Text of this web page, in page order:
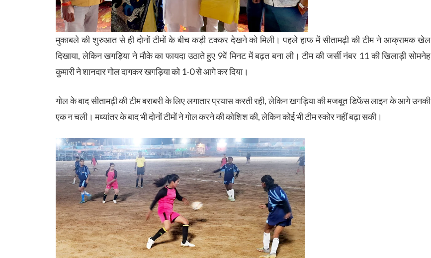
मुकाबले की शुरुआत से ही दोनों टीमों के बीच कड़ी टक्कर देखने को मिली। पहले हाफ में सीतामढ़ी की टीम ने आक्रामक खेल
दिखाया, लेकिन खगड़िया ने मौके का फायदा उठाते हुए 9वें मिनट में बढ़त बना ली। टीम की जर्सी नंबर 11 की खिलाड़ी सोमनेह
कुमारी ने शानदार गोल दागकर खगड़िया को 1-0 से आगे कर दिया।
गोल के बाद सीतामढ़ी की टीम बराबरी के लिए लगातार प्रयास करती रही, लेकिन खगड़िया की मजबूत डिफेंस लाइन के आगे उनकी
एक न चली। मध्यांतर के बाद भी दोनों टीमों ने गोल करने की कोशिश की, लेकिन कोई भी टीम स्कोर नहीं बढ़ा सकी।